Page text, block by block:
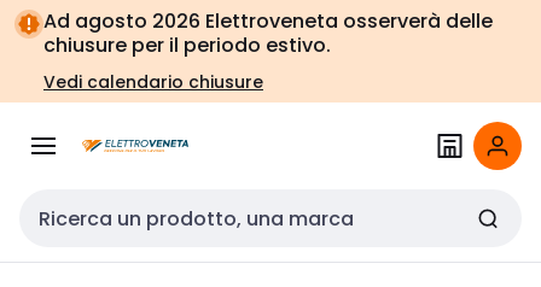
Vai alla
navigazione
Vai
alla
pagina
Ad agosto 2026 Elettroveneta osserverà delle
chiusure per il periodo estivo.
Vedi calendario chiusure
Cerca input